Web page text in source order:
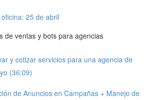
25 de abril
de ventas y bots para agencias
y cotizar servicios para una agencia de
(36:09)
de Anuncios en Campañas + Manejo de